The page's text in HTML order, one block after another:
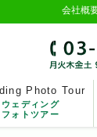
会社概
Photo Tour
ウェディング
フォトツアー